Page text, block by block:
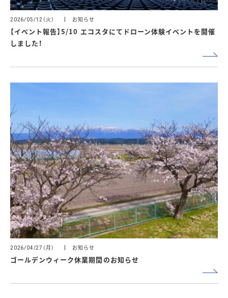
2026/05/12 （火） お知らせ
【イベント報告】5/10 エコスタにてドローン体験イベントを開催
しました！
2026/04/27 （月） お知らせ
ゴールデンウィーク休業期間のお知らせ